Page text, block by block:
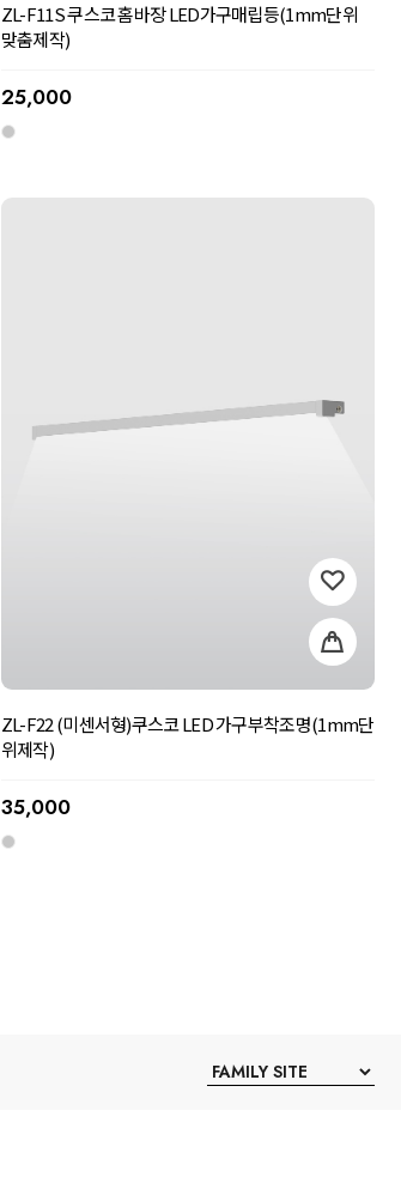
ZL-F11S 쿠스코 홈바장 LED가구매립등(1mm단위
맞춤제작)
25,000
ZL-F22 (미센서형)쿠스코 LED 가구부착조명(1mm단
위제작)
35,000